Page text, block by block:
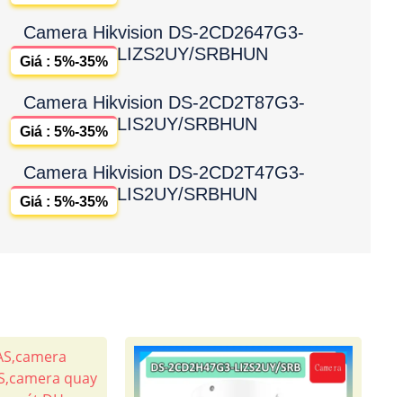
Camera Hikvision DS-2CD2647G3-
LIZS2UY/SRBHUN
Giá : 5%-35%
Camera Hikvision DS-2CD2T87G3-
LIS2UY/SRBHUN
Giá : 5%-35%
Camera Hikvision DS-2CD2T47G3-
LIS2UY/SRBHUN
Giá : 5%-35%